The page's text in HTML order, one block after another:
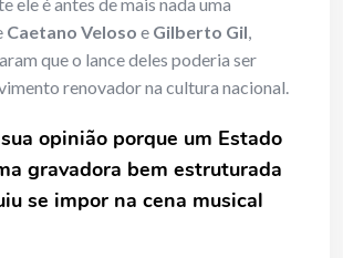
Caetano Veloso e Gilberto Gil,
que o lance deles poderia ser
renovador na cultura nacional.
opinião porque um Estado
gravadora bem estruturada
se impor na cena musical